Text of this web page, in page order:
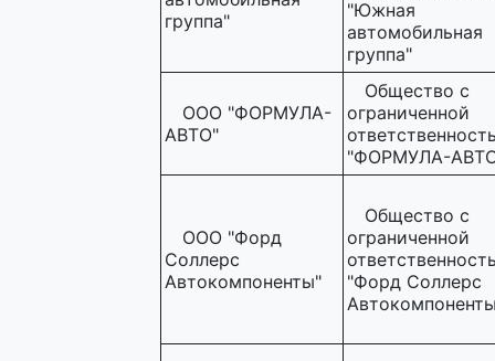
группа"
"Южная
автомобильная
группа"
ООО "ФОРМУЛА-
АВТО"
Общество с
ограниченной
"ФОРМУЛА-
ООО "Форд
Соллерс
Автокомпоненты"
Общество с
ограниченной
"Форд Соллерс